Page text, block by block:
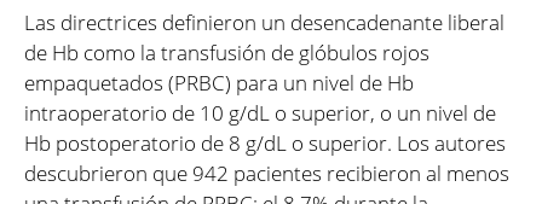
Las directrices definieron un desencadenante liberal
de Hb como la transfusión de glóbulos rojos
empaquetados (PRBC) para un nivel de Hb
intraoperatorio de 10 g/dL o superior, o un nivel de
Hb postoperatorio de 8 g/dL o superior. Los autores
descubrieron que 942 pacientes recibieron al menos